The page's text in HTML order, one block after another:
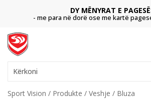
DY MËNYRAT E
- me para në dorë ose me kartë
Kërkoni
Sport Vision Produkte Veshje
Bluza